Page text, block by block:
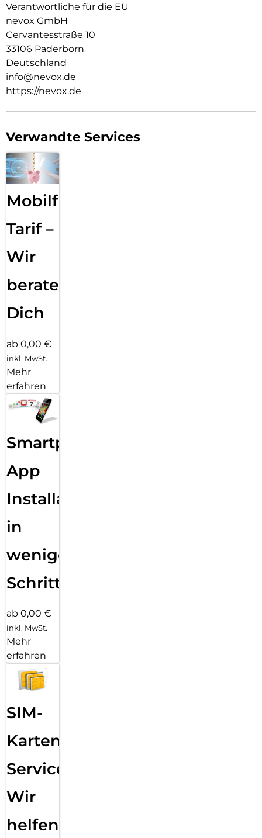
Verantwortliche für die EU
nevox GmbH
Cervantesstraße 10
33106 Paderborn
Deutschland
info@nevox.de
https://nevox.de
Verwandte Services
Mobilfunk
Tarif –
Wir
beraten
Dich
ab 0,00 €
inkl. MwSt.
Mehr
erfahren
Smartphone
App
Installation
in
wenigen
Schritten
ab 0,00 €
inkl. MwSt.
Mehr
erfahren
SIM-
Karten
Service:
Wir
helfen